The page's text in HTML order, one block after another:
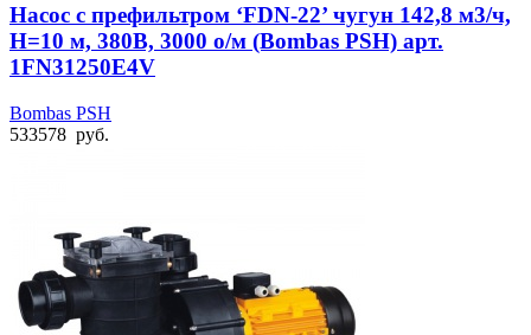
Насос с префильтром ‘FDN-22’ чугун 142,8 м3/ч,
Н=10 м, 380В, 3000 о/м (Bombas PSH) арт.
1FN31250E4V
Bombas PSH
533578 руб.